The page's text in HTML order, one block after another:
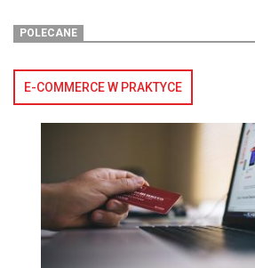
POLECANE
E-COMMERCE W PRAKTYCE